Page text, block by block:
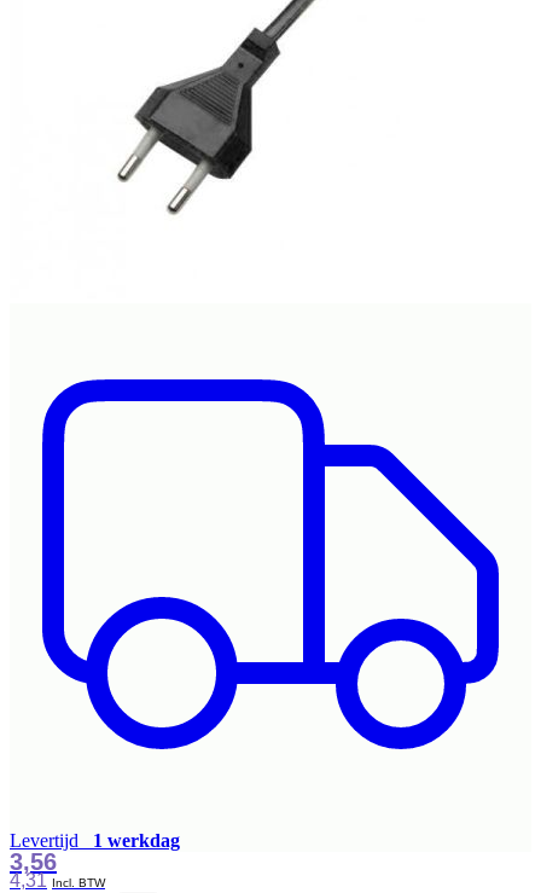
Levertijd 1 werkdag
4,31
3,56